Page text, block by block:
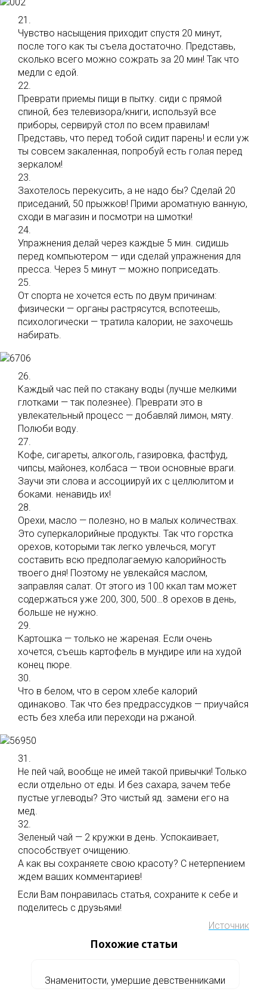
21.
Чувство насыщения приходит спустя 20 минут,
после того как ты съела достаточно. Представь,
сколько всего можно сожрать за 20 мин! Так что
медли с едой.
22.
Преврати приемы пищи в пытку. сиди с прямой
спиной, без телевизора/книги, используй все
приборы, сервируй стол по всем правилам!
Представь, что перед тобой сидит парень! и если уж
ты совсем закаленная, попробуй есть голая перед
зеркалом!
23.
Захотелось перекусить, а не надо бы? Сделай 20
приседаний, 50 прыжков! Прими ароматную ванную,
сходи в магазин и посмотри на шмотки!
24.
Упражнения делай через каждые 5 мин. сидишь
перед компьютером — иди сделай упражнения для
пресса. Через 5 минут — можно поприседать.
25.
От спорта не хочется есть по двум причинам:
физически — органы растрясутся, вспотеешь,
психологически — тратила калории, не захочешь
набирать.
26.
Каждый час пей по стакану воды (лучше мелкими
глотками — так полезнее). Преврати это в
увлекательный процесс — добавляй лимон, мяту.
Полюби воду.
27.
Кофе, сигареты, алкоголь, газировка, фастфуд,
чипсы, майонез, колбаса — твои основные враги.
Заучи эти слова и ассоциируй их с целлюлитом и
боками. ненавидь их!
28.
Орехи, масло — полезно, но в малых количествах.
Это суперкалорийные продукты. Так что горстка
орехов, которыми так легко увлечься, могут
составить всю предполагаемую калорийность
твоего дня! Поэтому не увлекайся маслом,
заправляя салат. От этого из 100 ккал там может
содержаться уже 200, 300, 500…8 орехов в день,
больше не нужно.
29.
Картошка — только не жареная. Если очень
хочется, съешь картофель в мундире или на худой
конец пюре.
30.
Что в белом, что в сером хлебе калорий
одинаково. Так что без предрассудков — приучайся
есть без хлеба или переходи на ржаной.
31.
Не пей чай, вообще не имей такой привычки! Только
если отдельно от еды. И без сахара, зачем тебе
пустые углеводы? Это чистый яд. замени его на
мед.
32.
Зеленый чай — 2 кружки в день. Успокаивает,
способствует очищению.
А как вы сохраняете свою красоту? С нетерпением
ждем ваших комментариев!
Если Вам понравилась статья, сохраните к себе и
поделитесь с друзьями!
Источник
Похожие статьи
Знаменитости, умершие девственниками